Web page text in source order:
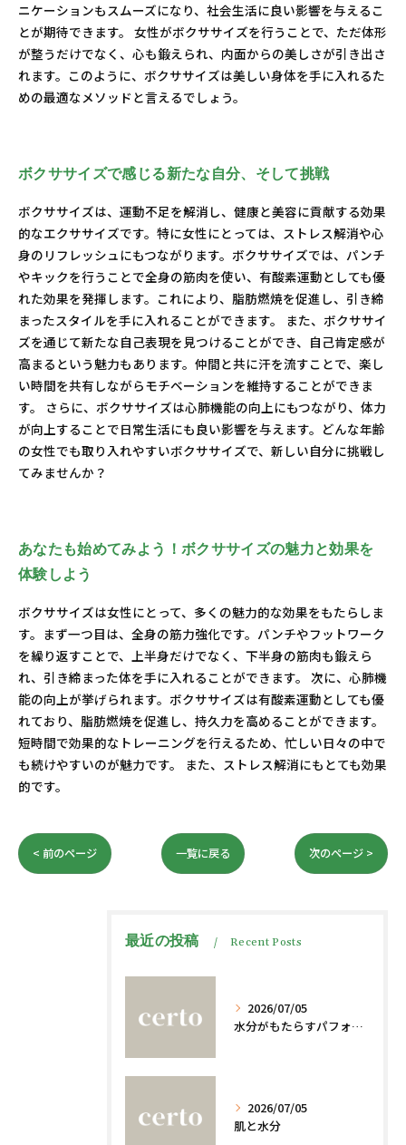
ニケーションもスムーズになり、社会生活に良い影響を与えるこ
とが期待できます。 女性がボクササイズを行うことで、ただ体形
が整うだけでなく、心も鍛えられ、内面からの美しさが引き出さ
れます。このように、ボクササイズは美しい身体を手に入れるた
めの最適なメソッドと言えるでしょう。
ボクササイズで感じる新たな自分、そして挑戦
ボクササイズは、運動不足を解消し、健康と美容に貢献する効果
的なエクササイズです。特に女性にとっては、ストレス解消や心
身のリフレッシュにもつながります。ボクササイズでは、パンチ
やキックを行うことで全身の筋肉を使い、有酸素運動としても優
れた効果を発揮します。これにより、脂肪燃焼を促進し、引き締
まったスタイルを手に入れることができます。 また、ボクササイ
ズを通じて新たな自己表現を見つけることができ、自己肯定感が
高まるという魅力もあります。仲間と共に汗を流すことで、楽し
い時間を共有しながらモチベーションを維持することができま
す。 さらに、ボクササイズは心肺機能の向上にもつながり、体力
が向上することで日常生活にも良い影響を与えます。どんな年齢
の女性でも取り入れやすいボクササイズで、新しい自分に挑戦し
てみませんか？
あなたも始めてみよう！ボクササイズの魅力と効果を
体験しよう
ボクササイズは女性にとって、多くの魅力的な効果をもたらしま
す。まず一つ目は、全身の筋力強化です。パンチやフットワーク
を繰り返すことで、上半身だけでなく、下半身の筋肉も鍛えら
れ、引き締まった体を手に入れることができます。 次に、心肺機
能の向上が挙げられます。ボクササイズは有酸素運動としても優
れており、脂肪燃焼を促進し、持久力を高めることができます。
短時間で効果的なトレーニングを行えるため、忙しい日々の中で
も続けやすいのが魅力です。 また、ストレス解消にもとても効果
的です。
< 前のページ 一覧に戻る 次のページ >
最近の投稿 Recent Posts
2026/07/05
水分がもたらすパフォーマンスへの影響
2026/07/05
肌と水分